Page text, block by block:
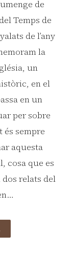
de
Temps de
de l’any
la
un
en el
en un
per sobre
és sempre
aquesta
cosa que es
relats del
DE